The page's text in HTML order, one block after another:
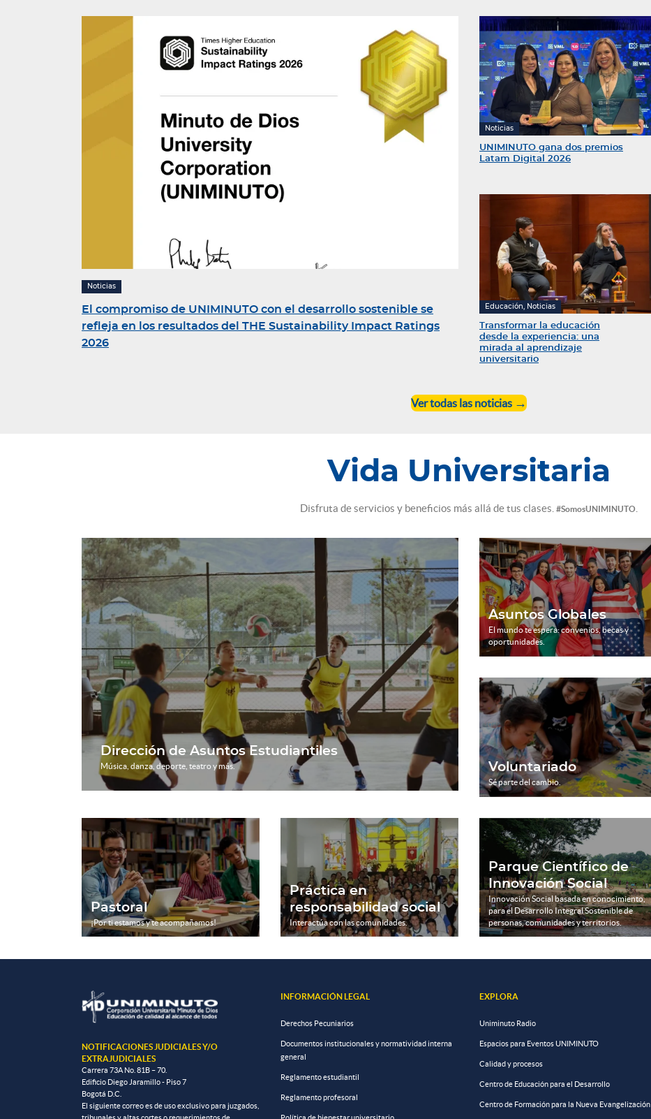
Noticias
El compromiso de UNIMINUTO con el desarrollo sostenible se
refleja en los resultados del THE Sustainability Impact Ratings
2026
Noticias
UNIMINUTO gana dos premios
Latam Digital 2026
Educación, Noticias
Transformar la educación
desde la experiencia: una
mirada al aprendizaje
universitario
Ver todas las noticias
Vida Universitaria
Disfruta de servicios y beneficios más allá de tus clases. #SomosUNIMINUTO
Dirección de Asuntos Estudiantiles
Música, danza, deporte, teatro y más.
Asuntos Globales
El mundo te espera: convenios, becas y
oportunidades.
Voluntariado
Sé parte del cambio.
Pastoral
¡Por ti estamos y te acompañamos!
Práctica en
responsabilidad social
Interactúa con las comunidades.
Parque Científico de
Innovación Social
Innovación Social basada en conocimiento,
para el Desarrollo Integral Sostenible de
personas, comunidades y territorios.
NOTIFICACIONES JUDICIALES Y/O
EXTRAJUDICIALES
Carrera 73A No. 81B – 70.
Edificio Diego Jaramillo - Piso 7
Bogotá D.C.
El siguiente correo es de uso exclusivo para juzgados,
INFORMACIÓN LEGAL
Derechos Pecuniarios
Documentos institucionales y normatividad interna
general
Reglamento estudiantil
Reglamento profesoral
EXPLORA
Uniminuto Radio
Espacios para Eventos UNIMINUTO
Calidad y procesos
Centro de Educación para el Desarrollo
Centro de Formación para la Nueva Evangelización